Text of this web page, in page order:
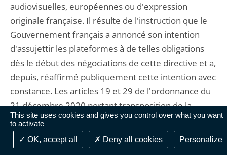
This site uses cookies and gives you control over what you want
to activate
OK, accept all
Deny all cookies Personalize
audiovisuelles, européennes ou d'expression
originale française. Il résulte de l'instruction que le
Gouvernement français a annoncé son intention
d'assujettir les plateformes à de telles obligations
dès le début des négociations de cette directive et a,
depuis, réaffirmé publiquement cette intention avec
constance. Les articles 19 et 29 de l'ordonnance du
21 décembre 2020 portant transposition de la
directive (UE) 2018/1808 du Parlement européen et
du Conseil du 14 novembre 2018 modifiant la
directive 2010/13/UE visant à la coordination de